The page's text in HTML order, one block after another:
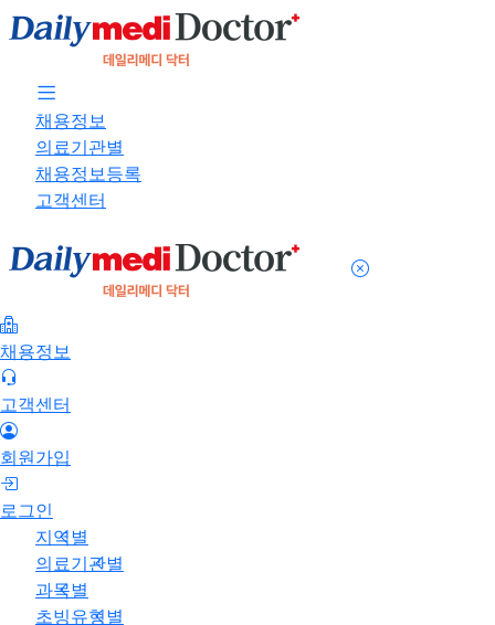
채용정보
의료기관별
채용정보등록
고객센터
채용정보
고객센터
회원가입
로그인
지역별
의료기관별
과목별
초빙유형별